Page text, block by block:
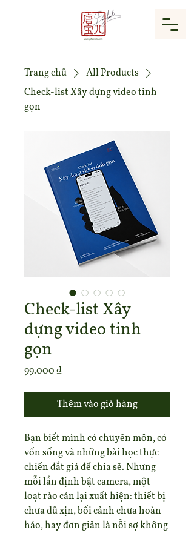
Trang chủ
All Products
Check-list Xây dựng video tinh
gọn
Check-list Xây
dựng video tinh
gọn
99.000 ₫Giá
Thêm vào giỏ hàng
Bạn biết mình có chuyên môn, có
vốn sống và những bài học thực
chiến đắt giá để chia sẻ. Nhưng
mỗi lần định bật camera, một
loạt rào cản lại xuất hiện: thiết bị
chưa đủ xịn, bối cảnh chưa hoàn
hảo, hay đơn giản là nỗi sợ không